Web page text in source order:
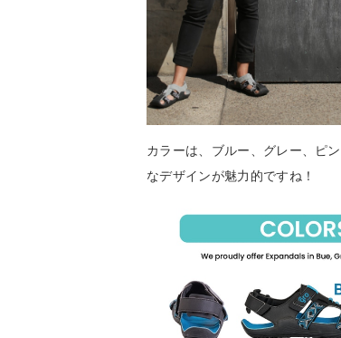
カラーは、ブルー、グレー、ピ
なデザインが魅力的ですね！